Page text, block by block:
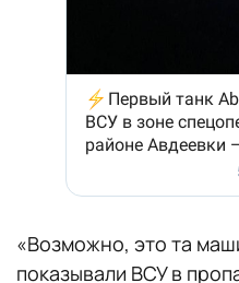
«Возможно, это та
показывали ВСУ в